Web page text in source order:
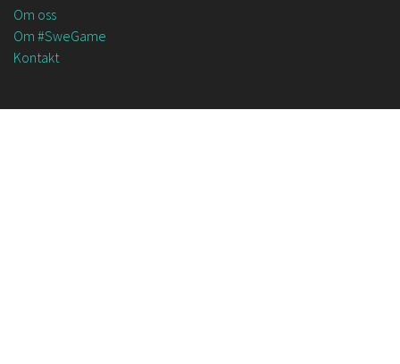
Om oss
Om #SweGame
Kontakt